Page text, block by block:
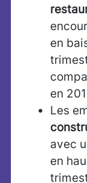
en
en
Les
avec
en